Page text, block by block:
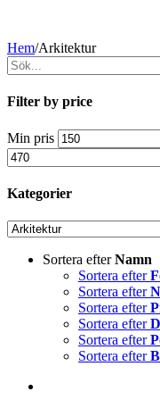
Hem/Arkitektur
Filter by price
Min pris
Kategorier
Sortera efterNamn
Sortera efter
Sortera efter
Sortera efter
Sortera efter
Sortera efter
Sortera efter